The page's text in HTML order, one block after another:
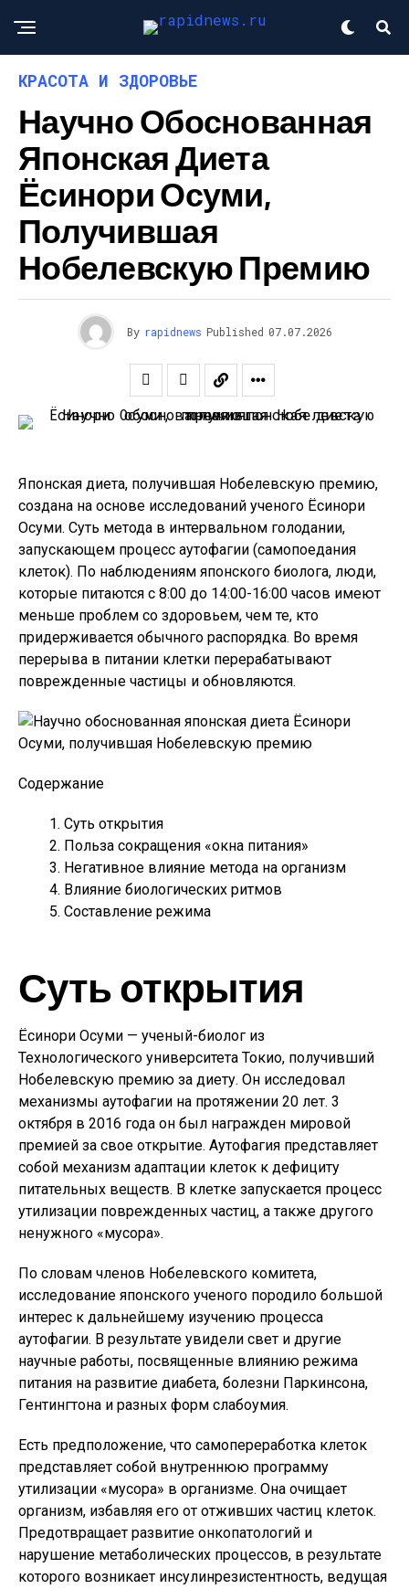
КРАСОТА И ЗДОРОВЬЕ
Научно Обоснованная
Японская Диета
Ёсинори Осуми,
Получившая
Нобелевскую Премию
By rapidnews Published 07.07.2026
Японская диета, получившая Нобелевскую премию,
создана на основе исследований ученого Ёсинори
Осуми. Суть метода в интервальном голодании,
запускающем процесс аутофагии (самопоедания
клеток). По наблюдениям японского биолога, люди,
которые питаются с 8:00 до 14:00-16:00 часов имеют
меньше проблем со здоровьем, чем те, кто
придерживается обычного распорядка. Во время
перерыва в питании клетки перерабатывают
поврежденные частицы и обновляются.
Содержание
Суть открытия
Польза сокращения «окна питания»
Негативное влияние метода на организм
Влияние биологических ритмов
Составление режима
Суть открытия
Ёсинори Осуми — ученый-биолог из
Технологического университета Токио, получивший
Нобелевскую премию за диету. Он исследовал
механизмы аутофагии на протяжении 20 лет. 3
октября в 2016 года он был награжден мировой
премией за свое открытие. Аутофагия представляет
собой механизм адаптации клеток к дефициту
питательных веществ. В клетке запускается процесс
утилизации поврежденных частиц, а также другого
ненужного «мусора».
По словам членов Нобелевского комитета,
исследование японского ученого породило большой
интерес к дальнейшему изучению процесса
аутофагии. В результате увидели свет и другие
научные работы, посвященные влиянию режима
питания на развитие диабета, болезни Паркинсона,
Гентингтона и разных форм слабоумия.
Есть предположение, что самопереработка клеток
представляет собой внутреннюю программу
утилизации «мусора» в организме. Она очищает
организм, избавляя его от отживших частиц клеток.
Предотвращает развитие онкопатологий и
нарушение метаболических процессов, в результате
которого возникает инсулинрезистентность, ведущая